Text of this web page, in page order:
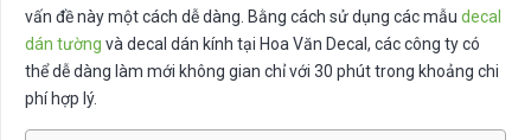
vấn đề này một cách dễ dàng. Bằng cách sử dụng các mẫu decal
dán tường và decal dán kính tại Hoa Văn Decal, các công ty có
thể dễ dàng làm mới không gian chỉ với 30 phút trong khoảng chi
phí hợp lý.